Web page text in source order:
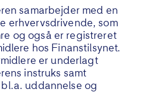
samarbejder med en
erhvervsdrivende, som
og også er registreret
hos Finanstilsynet.
er underlagt
instruks samt
uddannelse og